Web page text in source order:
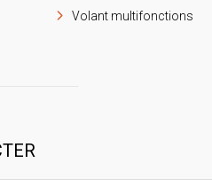
Volant multifonctions